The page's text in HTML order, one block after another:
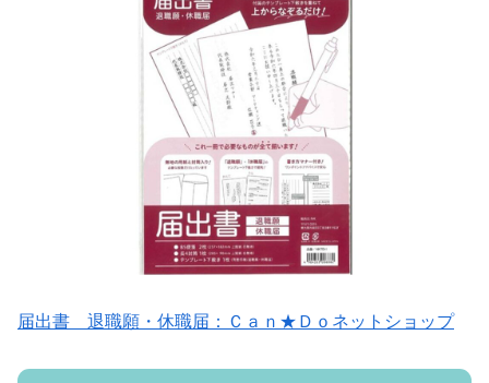
届出書 退職願・休職届：Ｃａｎ★Ｄｏネットショップ